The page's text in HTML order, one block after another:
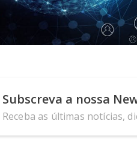
Subscreva a nossa
Receba as últimas notícias,